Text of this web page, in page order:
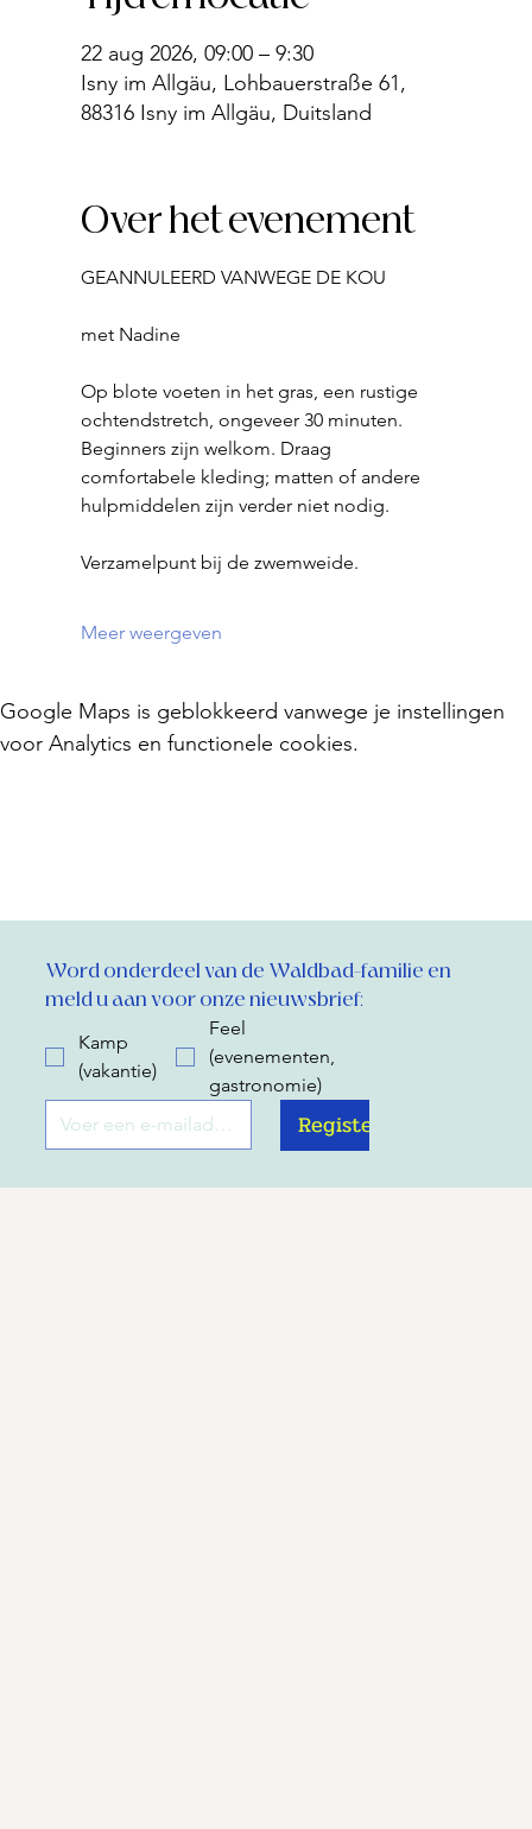
22 aug 2026, 09:00 – 9:30
Isny im Allgäu, Lohbauerstraße 61,
88316 Isny im Allgäu, Duitsland
Over het evenement
GEANNULEERD VANWEGE DE KOU
met Nadine
Op blote voeten in het gras, een rustige
ochtendstretch, ongeveer 30 minuten.
Beginners zijn welkom. Draag
comfortabele kleding; matten of andere
hulpmiddelen zijn verder niet nodig.
Verzamelpunt bij de zwemweide.
Meer weergeven
Google Maps is geblokkeerd vanwege je instellingen
voor Analytics en functionele cookies.
Word onderdeel van de Waldbad-familie en
meld u aan voor onze nieuwsbrief:
Kamp
(vakantie)
Feel
(evenementen,
gastronomie)
Register